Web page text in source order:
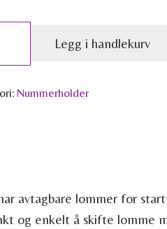
Legg i handlekurv
Nummerholder
avtagbare lommer for
og enkelt å skifte lomme